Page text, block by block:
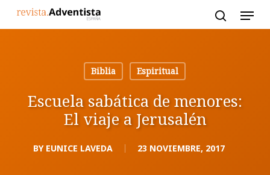
Biblia
Espiritual
Escuela sabática de menores:
El viaje a Jerusalén
BY EUNICE LAVEDA 23 NOVIEMBRE, 2017